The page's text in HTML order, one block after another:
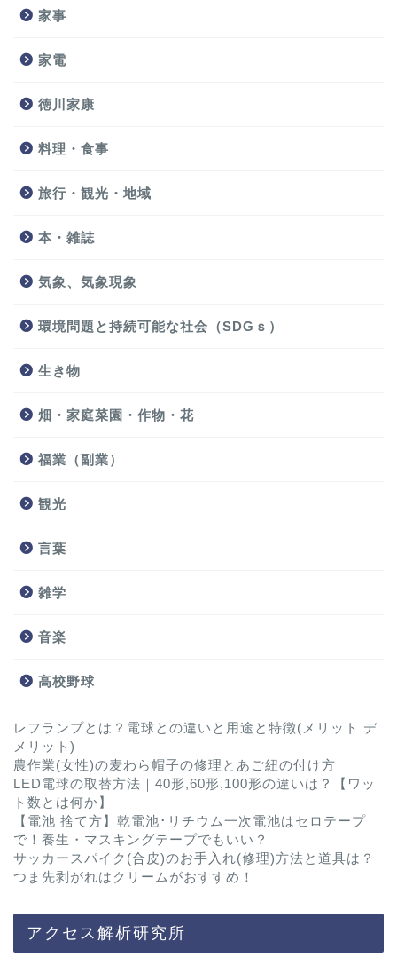
家事
家電
徳川家康
料理・食事
旅行・観光・地域
本・雑誌
気象、気象現象
環境問題と持続可能な社会（SDGｓ）
生き物
畑・家庭菜園・作物・花
福業（副業）
観光
言葉
雑学
音楽
高校野球
レフランプとは？電球との違いと用途と特徴(メリット デ
メリット)
農作業(女性)の麦わら帽子の修理とあご紐の付け方
LED電球の取替方法｜40形,60形,100形の違いは？【ワッ
ト数とは何か】
【電池 捨て方】乾電池･リチウム一次電池はセロテープ
で！養生・マスキングテープでもいい？
サッカースパイク(合皮)のお手入れ(修理)方法と道具は？
つま先剥がれはクリームがおすすめ！
アクセス解析研究所